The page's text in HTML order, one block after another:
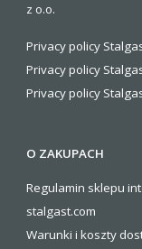
z o.o.
Privacy policy
Privacy policy
Privacy policy
O ZAKUPACH
Regulamin sklepu
stalgast.com
Warunki i koszty